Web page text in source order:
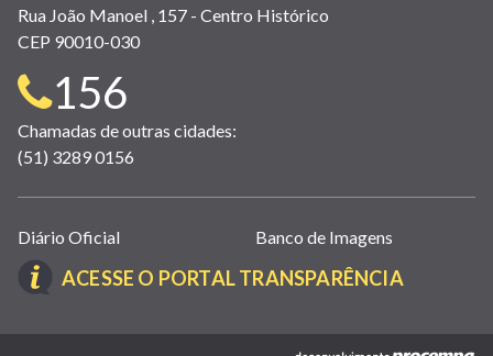
Rua João Manoel , 157 - Centro Histórico
CEP 90010-030
Telefone
para
contato:
156
Chamadas de outras cidades:
(51) 3289 0156
Links
úteis
(abrem
nova
Diário Oficial Banco de Imagens
ACESSE O PORTAL TRANSPARÊNCIA(LINK
EM